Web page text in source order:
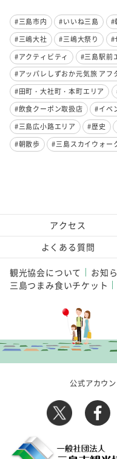
#三島市内 #いいね三島 #
#三嶋大社
#三嶋大祭り #
#アクティビティ
#三島駅前
#アッパレしずおか元気旅 アフ
#田町・大社町・本町エリア
#飲食クーポン取扱店
#イベ
#三島広小路エリア
#歴史
#朝散歩
#三島スカイウォー
アクセス
よくある質問
観光協会について お知
三島つまみ食いチケット
公式アカウ